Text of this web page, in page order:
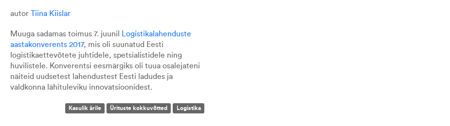
autor Tiina Kiislar
Muuga sadamas toimus 7. juunil Logistikalahenduste
aastakonverents 2017, mis oli suunatud Eesti
logistikaettevõtete juhtidele, spetsialistidele ning
huvilistele. Konverentsi eesmärgiks oli tuua osalejateni
näiteid uudsetest lahendustest Eesti ladudes ja
valdkonna lähituleviku innovatsioonidest.
Kasulik ärile Ürituste kokkuvõtted Logistika